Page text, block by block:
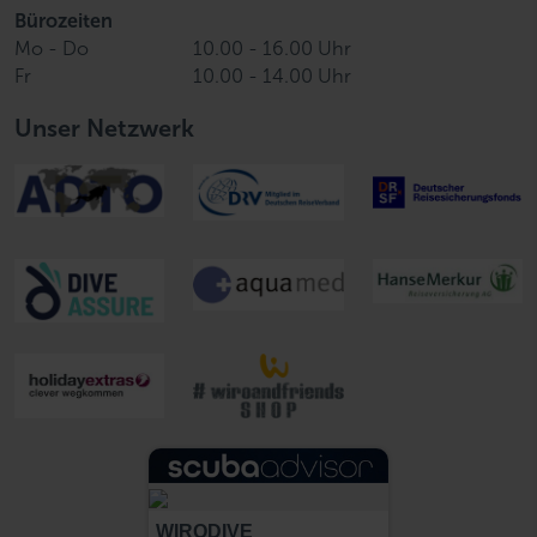
Bürozeiten
Mo - Do
10.00 - 16.00 Uhr
Fr
10.00 - 14.00 Uhr
Unser Netzwerk
WIRODIVE